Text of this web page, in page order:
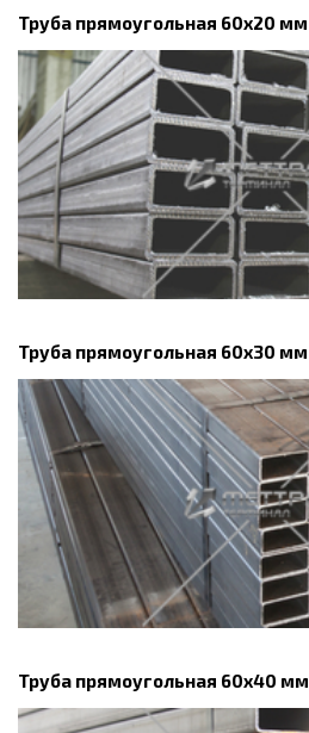
Труба прямоугольная 60х20 мм
Труба прямоугольная 60х30 мм
Труба прямоугольная 60х40 мм